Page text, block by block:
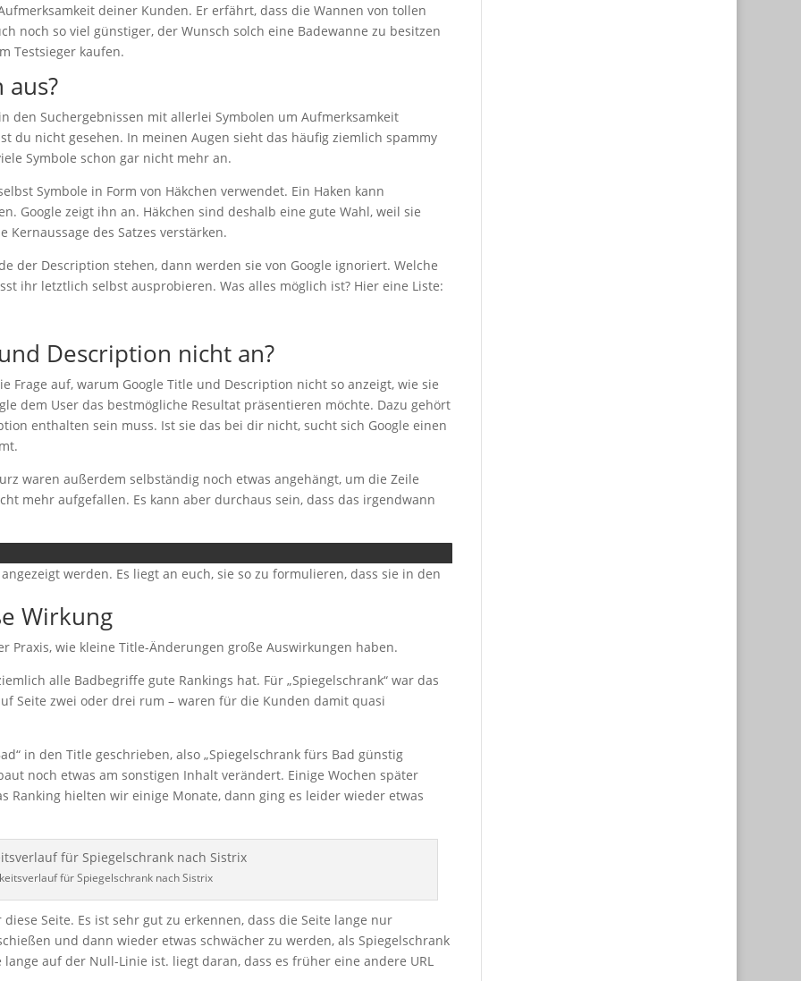
deiner Kunden. Er erfährt, dass die Wannen von tollen
noch so viel günstiger, der Wunsch solch eine Badewanne zu besitzen
Testsieger kaufen.
den Suchergebnissen mit allerlei Symbolen um Aufmerksamkeit
du nicht gesehen. In meinen Augen sieht das häufig ziemlich spammy
Symbole schon gar nicht mehr an.
Symbole in Form von Häkchen verwendet. Ein Haken kann
Google zeigt ihn an. Häkchen sind deshalb eine gute Wahl, weil sie
des Satzes verstärken.
der Description stehen, dann werden sie von Google ignoriert. Welche
ihr letztlich selbst ausprobieren. Was alles möglich ist? Hier eine Liste:
Description nicht an?
Frage auf, warum Google Title und Description nicht so anzeigt, wie sie
dem User das bestmögliche Resultat präsentieren möchte. Dazu gehört
enthalten sein muss. Ist sie das bei dir nicht, sucht sich Google einen
waren außerdem selbständig noch etwas angehängt, um die Zeile
mehr aufgefallen. Es kann aber durchaus sein, dass das irgendwann
werden. Es liegt an euch, sie so zu formulieren, dass sie in den
Wirkung
Praxis, wie kleine Title-Änderungen große Auswirkungen haben.
alle Badbegriffe gute Rankings hat. Für „Spiegelschrank“ war das
Seite zwei oder drei rum – waren für die Kunden damit quasi
in den Title geschrieben, also „Spiegelschrank fürs Bad günstig
noch etwas am sonstigen Inhalt verändert. Einige Wochen später
Ranking hielten wir einige Monate, dann ging es leider wieder etwas
für Spiegelschrank nach Sistrix
Seite. Es ist sehr gut zu erkennen, dass die Seite lange nur
und dann wieder etwas schwächer zu werden, als Spiegelschrank
auf der Null-Linie ist. liegt daran, dass es früher eine andere URL